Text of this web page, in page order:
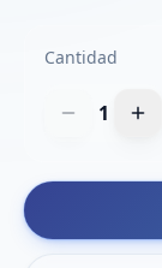
Cantidad
1